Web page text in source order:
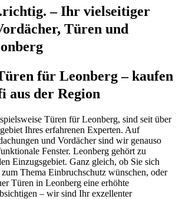
– Ihr vielseitiger
Türen und
für Leonberg – kaufen
aus der Region
Türen für Leonberg, sind seit über
Ihres erfahrenen Experten. Auf
und Vordächer sind wir genauso
Fenster. Leonberg gehört zu
Einzugsgebiet. Ganz gleich, ob Sie sich
Thema Einbruchschutz wünschen, oder
Türen in Leonberg eine erhöhte
– wir sind Ihr exzellenter